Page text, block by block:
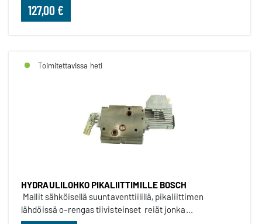
127,00 €
Toimitettavissa heti
HYDRAULILOHKO PIKALIITTIMILLE BOSCH
Mallit sähköisellä suuntaventtiilillä, pikaliittimen
lähdöissä o-rengas tiivisteinset reiät jonka...